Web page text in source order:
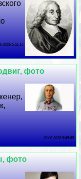
2026 5:51:16
фото
28 06 2026 5:48:48
фото